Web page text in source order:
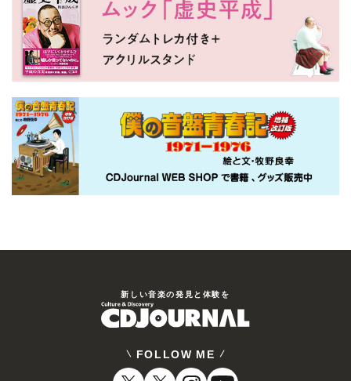
新しい⾳楽の発⾒と体験を
FOLLOW ME